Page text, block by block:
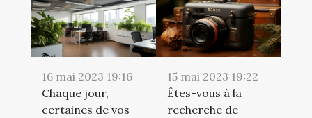
16 mai 2023 19:16
Chaque jour,
certaines de vos
15 mai 2023 19:22
Êtes-vous à la
recherche de